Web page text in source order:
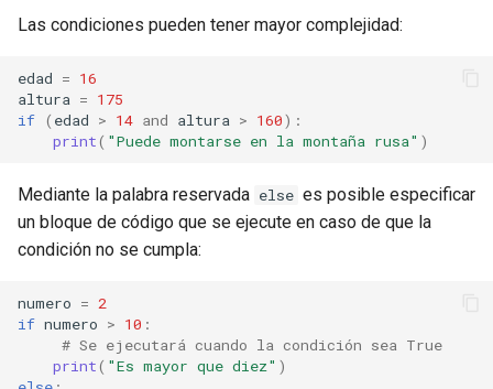
u
e
a
Ejercicio 2
Ejercicio 3
Ejercicio 4
Ejercicio 5
Ejercicio 6
Ejercicio 7
Las condiciones pueden tener mayor complejidad:
edad = 16
altura = 175
if ( edad > 14 and altura > 160):
print( "Puede montarse en la montaña rusa" )
Mediante la palabra reservada else es posible especificar
un bloque de código que se ejecute en caso de que la
condición no se cumpla:
numero = 2
if numero > 10 :
# Se ejecutará cuando la condición sea True
print( "Es mayor que diez" )